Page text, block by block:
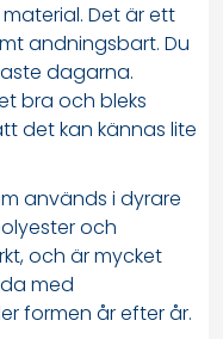
Det är ett
andningsbart. Du
dagarna.
bra och bleks
det kan kännas lite
används i dyrare
och
och är mycket
med
formen år efter år.